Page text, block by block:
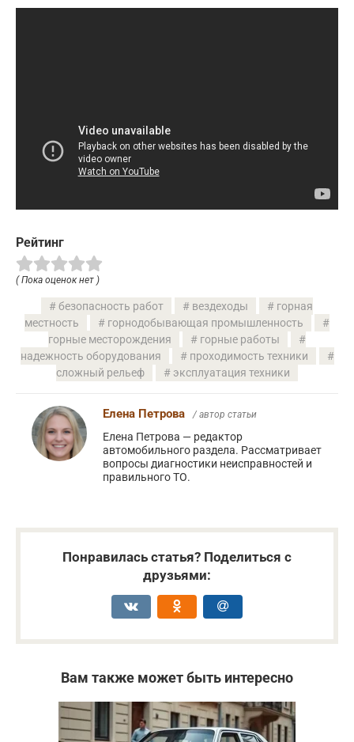
Рейтинг
( Пока оценок нет )
безопасность работ вездеходы
горная
местность
горнодобывающая промышленность
горные месторождения
горные работы
надежность оборудования
проходимость техники
сложный рельеф
эксплуатация техники
Елена Петрова / автор статьи
Елена Петрова — редактор
автомобильного раздела. Рассматривает
вопросы диагностики неисправностей и
правильного ТО.
Понравилась статья? Поделиться с
друзьями:
Вам также может быть интересно